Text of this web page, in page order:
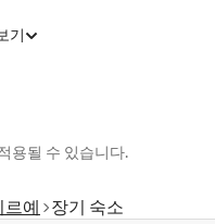
기
용될 수 있습니다.
르예 장기 숙소